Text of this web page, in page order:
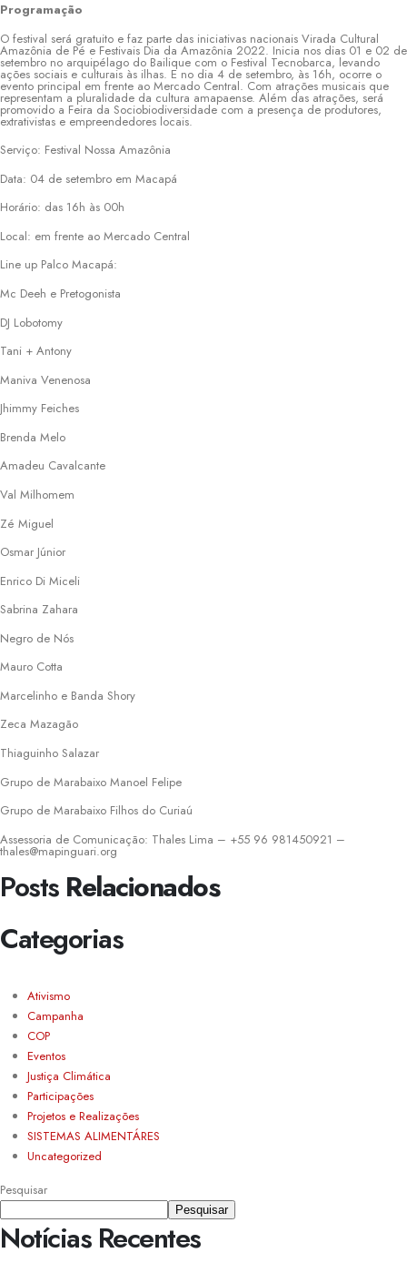
Programação
O festival será gratuito e faz parte das iniciativas nacionais Virada Cultural
Amazônia de Pé e Festivais Dia da Amazônia 2022. Inicia nos dias 01 e 02 de
setembro no arquipélago do Bailique com o Festival Tecnobarca, levando
ações sociais e culturais às ilhas. E no dia 4 de setembro, às 16h, ocorre o
evento principal em frente ao Mercado Central. Com atrações musicais que
representam a pluralidade da cultura amapaense. Além das atrações, será
promovido a Feira da Sociobiodiversidade com a presença de produtores,
extrativistas e empreendedores locais.
Serviço: Festival Nossa Amazônia
Data: 04 de setembro em Macapá
Horário: das 16h às 00h
Local: em frente ao Mercado Central
Line up Palco Macapá:
Mc Deeh e Pretogonista
DJ Lobotomy
Tani + Antony
Maniva Venenosa
Jhimmy Feiches
Brenda Melo
Amadeu Cavalcante
Val Milhomem
Zé Miguel
Osmar Júnior
Enrico Di Miceli
Sabrina Zahara
Negro de Nós
Mauro Cotta
Marcelinho e Banda Shory
Zeca Mazagão
Thiaguinho Salazar
Grupo de Marabaixo Manoel Felipe
Grupo de Marabaixo Filhos do Curiaú
Assessoria de Comunicação: Thales Lima – +55 96 981450921 –
thales@mapinguari.org
Posts Relacionados
Categorias
Ativismo
Campanha
COP
Eventos
Justiça Climática
Participações
Projetos e Realizações
SISTEMAS ALIMENTÁRES
Uncategorized
Pesquisar
Pesquisar
Notícias Recentes